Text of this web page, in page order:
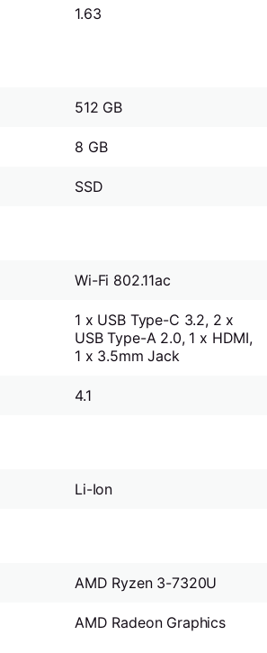
1.63
512 GB
8 GB
SSD
Wi-Fi 802.11ac
1 x USB Type-C 3.2, 2 x
USB Type-A 2.0, 1 x HDMI,
1 x 3.5mm Jack
4.1
Li-Ion
AMD Ryzen 3-7320U
AMD Radeon Graphics